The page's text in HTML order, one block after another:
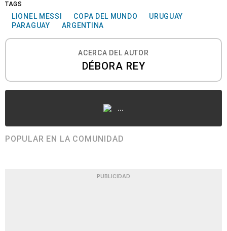
TAGS
LIONEL MESSI COPA DEL MUNDO
URUGUAY
PARAGUAY
ARGENTINA
ACERCA DEL AUTOR
DÉBORA REY
...
POPULAR EN LA COMUNIDAD
PUBLICIDAD